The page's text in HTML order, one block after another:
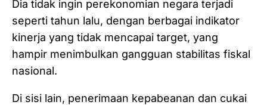
Dia tidak ingin perekonomian negara terjadi
seperti tahun lalu, dengan berbagai indikator
kinerja yang tidak mencapai target, yang
hampir menimbulkan gangguan stabilitas fiskal
nasional.
Di sisi lain, penerimaan kepabeanan dan cukai